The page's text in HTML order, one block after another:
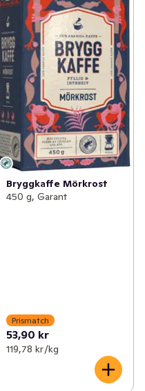
Bryggkaffe Mörkrost
450 g, Garant
Prismatch
53,90 kr
119,78 kr /kg